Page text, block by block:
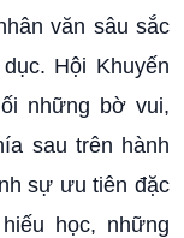
văn sâu sắc
Hội Khuyến
những bờ vui,
sau trên hành
sự ưu tiên đặc
học, những